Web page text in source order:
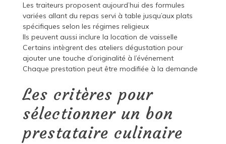
Les traiteurs proposent aujourd’hui des formules
variées allant du repas servi à table jusqu’aux plats
spécifiques selon les régimes religieux
Ils peuvent aussi inclure la location de vaisselle
Certains intègrent des ateliers dégustation pour
ajouter une touche d’originalité à l’événement
Chaque prestation peut être modifiée à la demande
Les critères pour
sélectionner un bon
prestataire culinaire